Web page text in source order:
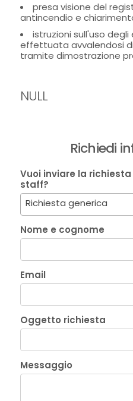
presa visione del
antincendio e
istruzioni sull'uso
effettuata avvalendosi
tramite dimostrazione
NULL
Richiedi
Vuoi inviare la
staff?
Richiesta generica
Nome e cognome
Email
Oggetto richiesta
Messaggio